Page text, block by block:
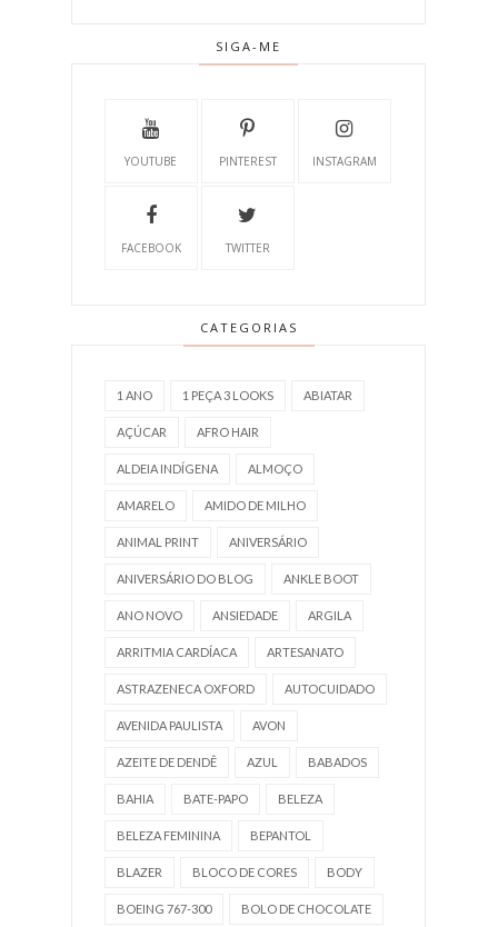
SIGA-ME
YOUTUBE PINTEREST INSTAGRAM
FACEBOOK TWITTER
CATEGORIAS
1 ANO 1 PEÇA 3 LOOKS ABIATAR
AÇÚCAR AFRO HAIR
ALDEIA INDÍGENA ALMOÇO
AMARELO AMIDO DE MILHO
ANIMAL PRINT ANIVERSÁRIO
ANIVERSÁRIO DO BLOG ANKLE BOOT
ANO NOVO ANSIEDADE ARGILA
ARRITMIA CARDÍACA ARTESANATO
ASTRAZENECA OXFORD AUTOCUIDADO
AVENIDA PAULISTA AVON
AZEITE DE DENDÊ AZUL BABADOS
BAHIA BATE-PAPO BELEZA
BELEZA FEMININA BEPANTOL
BLAZER BLOCO DE CORES BODY
BOEING 767-300 BOLO DE CHOCOLATE